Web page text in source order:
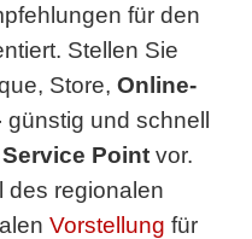
für den
Stellen Sie
Store, Online-
günstig und schnell
Service Pointvor.
des regionalen
Vorstellung für